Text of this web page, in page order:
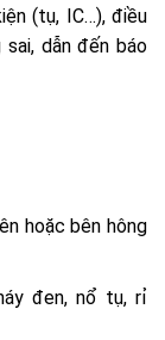
(tụ, IC…), điều
dẫn đến báo
hoặc bên hông
đen, nổ tụ, rỉ